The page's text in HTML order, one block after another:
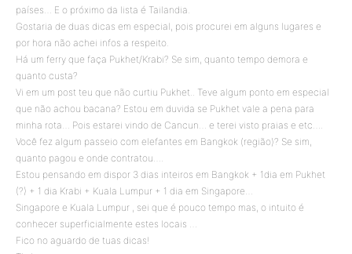
países… E o próximo da lista é Tailandia.
Gostaria de duas dicas em especial, pois procurei em alguns lugares e
por hora não achei infos a respeito.
Há um ferry que faça Pukhet/Krabi? Se sim, quanto tempo demora e
quanto custa?
Vi em um post teu que não curtiu Pukhet.. Teve algum ponto em especial
que não achou bacana? Estou em duvida se Pukhet vale a pena para
minha rota… Pois estarei vindo de Cancun… e terei visto praias e etc….
Você fez algum passeio com elefantes em Bangkok (região)? Se sim,
quanto pagou e onde contratou….
Estou pensando em dispor 3 dias inteiros em Bangkok + 1dia em Pukhet
(?) + 1 dia Krabi + Kuala Lumpur + 1 dia em Singapore…
Singapore e Kuala Lumpur , sei que é pouco tempo mas, o intuito é
conhecer superficialmente estes locais …
Fico no aguardo de tuas dicas!